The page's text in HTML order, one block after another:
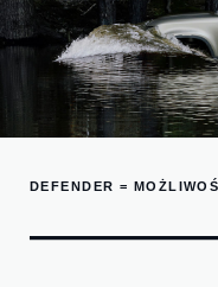
DEFENDER =